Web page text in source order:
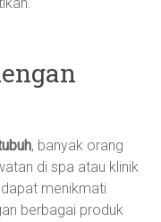
, banyak orang
di spa atau klinik
menikmati
berbagai produk